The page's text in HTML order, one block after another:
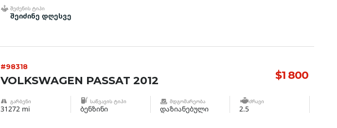
ᲨᲔᲫᲔᲜᲘᲡ ᲢᲘᲞᲘ
შეიძინე დღესვე
$1 800
#98318
VOLKSWAGEN PASSAT 2012
ᲒᲐᲠᲑᲔᲜᲘ
31272 mi
ᲡᲐᲬᲕᲐᲕᲘᲡ ᲢᲘᲞᲘ
ბენზინი
ᲛᲓᲒᲝᲛᲐᲠᲔᲝᲑᲐ
დაზიანებული
ᲫᲠᲐᲕᲘ
2.5